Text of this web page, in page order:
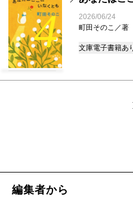
4
2026/06/24
町田そのこ／著
文庫電子書籍あ
編集者から